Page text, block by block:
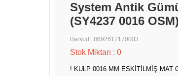
System Antik
(SY4237 0016 OSM)
Barkod : 8692617170003
Stok Miktarı : 0
! KULP 0016 MM ESKİTİLMİŞ MAT